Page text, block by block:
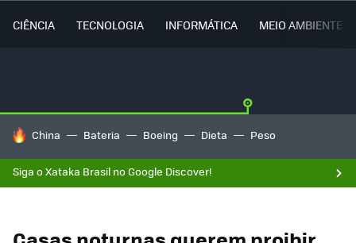
CIÊNCIA TECNOLOGIA INFORMÁTICA MEIO AMBIENTE
TENDÊNCIAS DO DIA
China Bateria Boeing Dieta Peso
Siga o Xataka Brasil no Google Discover!